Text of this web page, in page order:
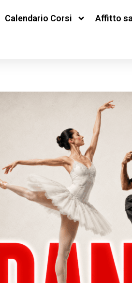
Calendario Corsi Affitto